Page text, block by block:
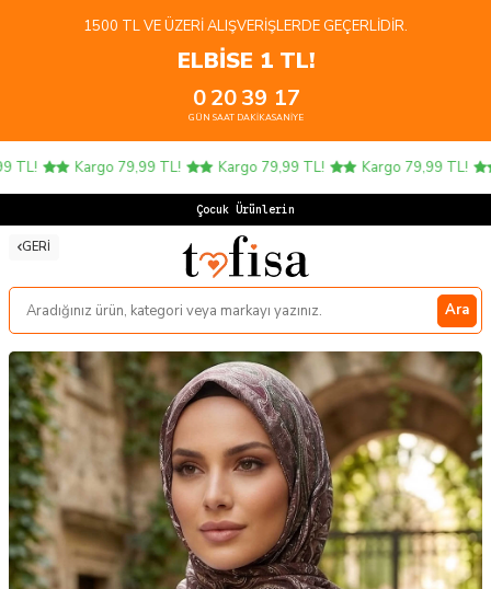
1500 TL VE ÜZERI ALIŞVERIŞLERDE GEÇERLIDIR.
ELBİSE 1 TL!
0
GÜN
20
SAAT
39
DAKIKA
17
SANIYE
Kargo 79,99 TL! Kargo 79,99 TL! Kargo 79,99 TL!
Çocuk Ürünlerinde 4
GERI
Ara